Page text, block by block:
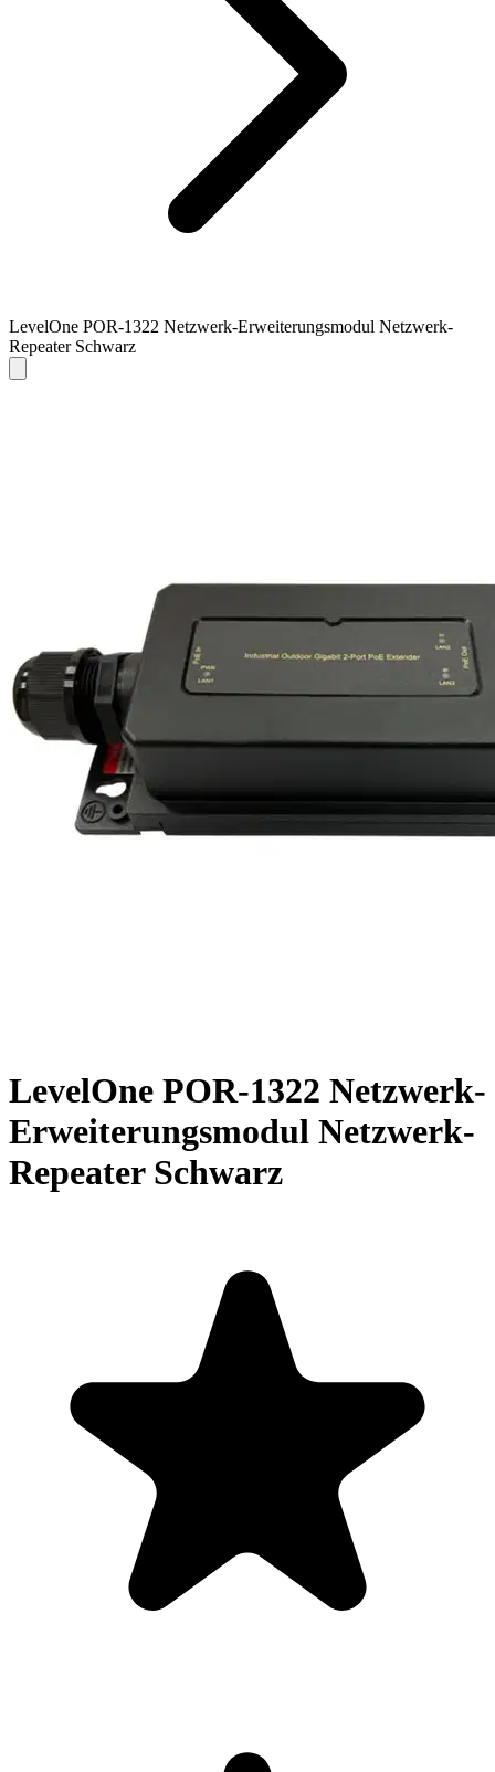
LevelOne POR-1322 Netzwerk-Erweiterungsmodul Netzwerk-
Repeater Schwarz
LevelOne POR-1322 Netzwerk-
Erweiterungsmodul Netzwerk-
Repeater Schwarz